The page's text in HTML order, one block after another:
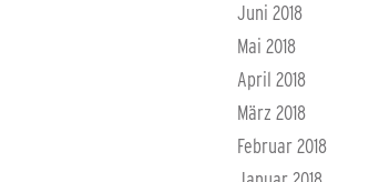
Juni 2018
Mai 2018
April 2018
März 2018
Februar 2018